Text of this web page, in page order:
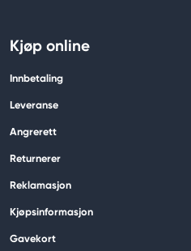
Kjøp online
Innbetaling
Leveranse
Angrerett
Returnerer
Reklamasjon
Kjøpsinformasjon
Gavekort